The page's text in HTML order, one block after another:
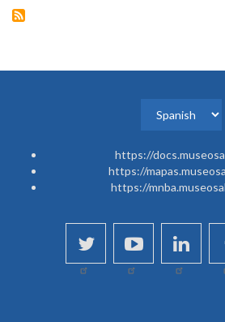
language
https://
https://
https://
twitteryoutube